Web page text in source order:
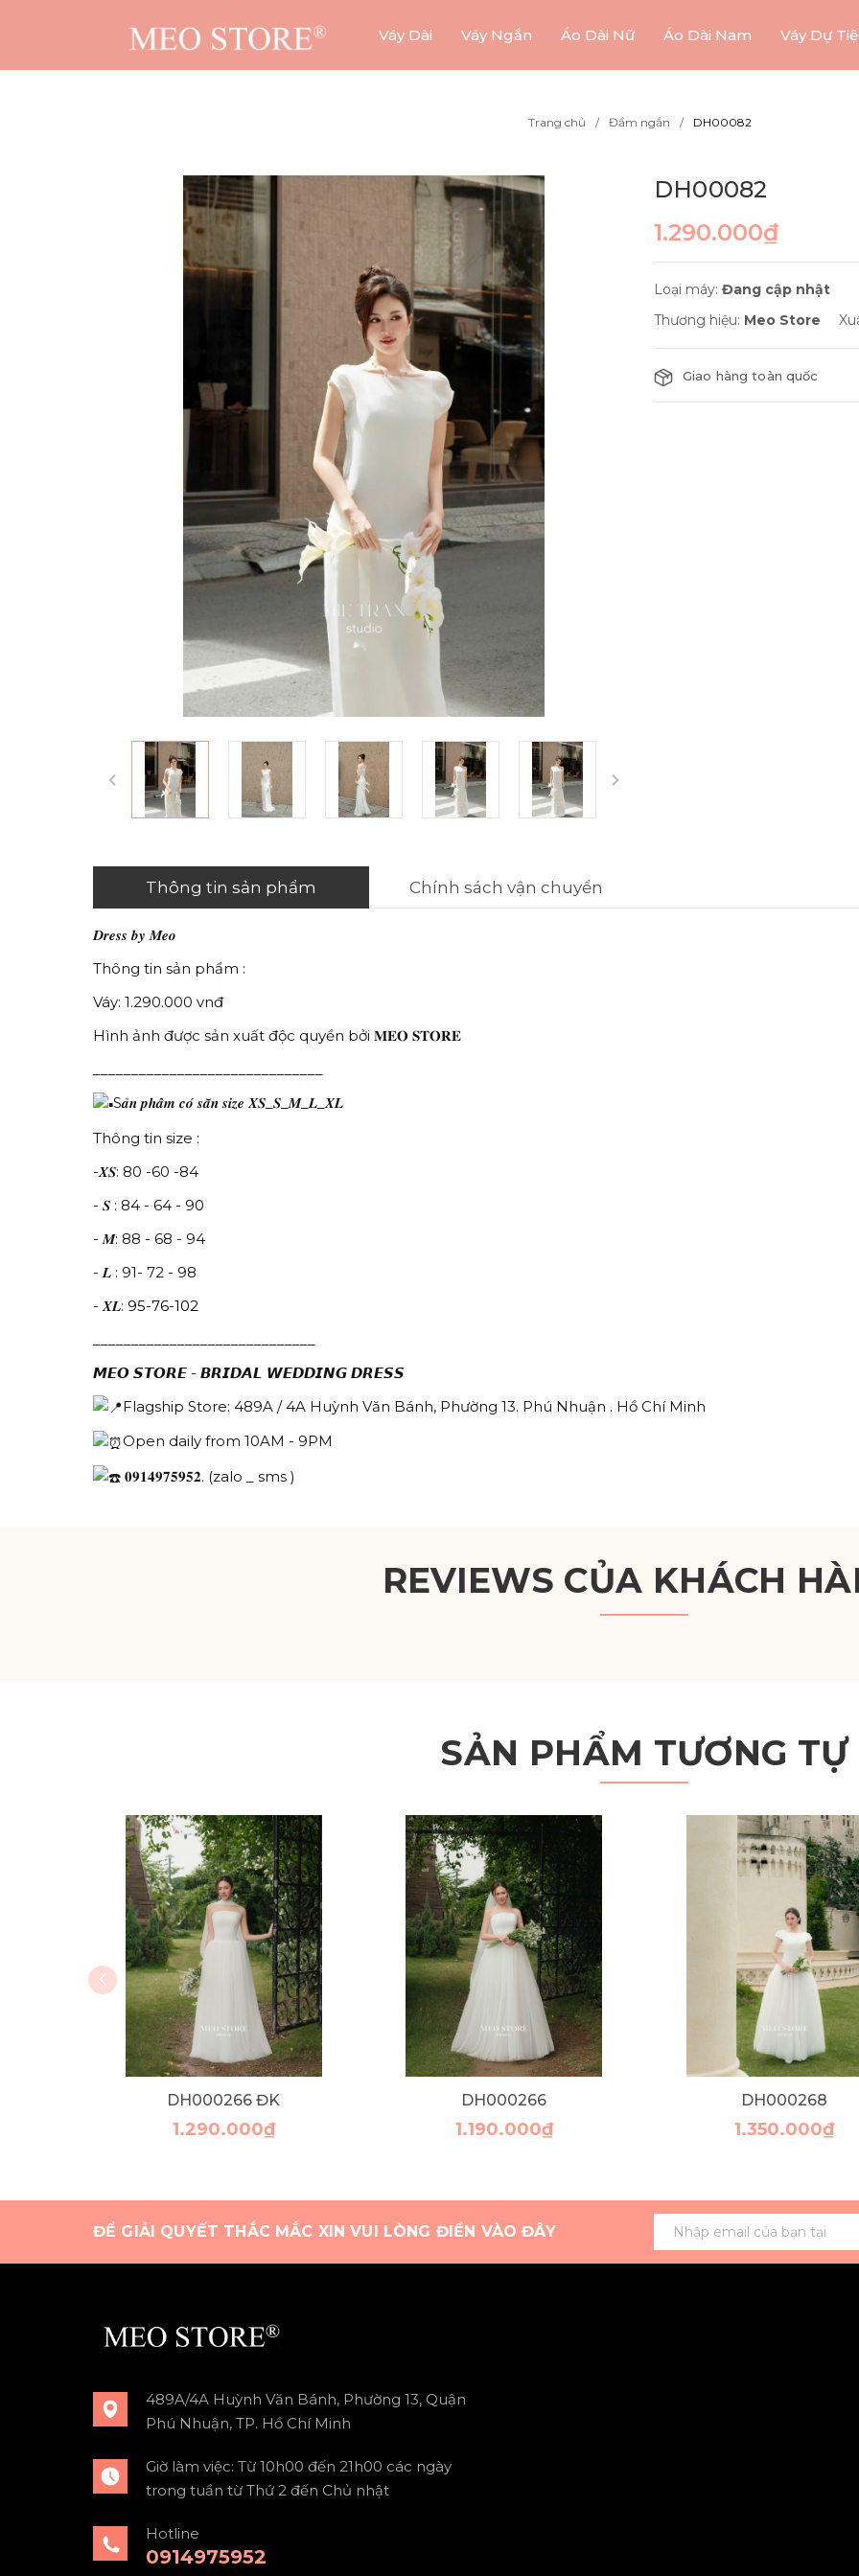
Váy Dài Váy Ngắn Áo Dài Nữ Áo Dài Nam Váy Dự
Trang chủ Đầm ngắn DH00082
DH00082
1.290.000₫
Loại máy: Đang cập nhật
Thương hiệu: Meo Store
Giao hàng toàn quốc
Thông tin sản phẩm Chính sách vận chuyển
𝑫𝒓𝒆𝒔𝒔 𝒃𝒚 𝑴𝒆𝒐
Thông tin sản phẩm :
Váy: 1.290.000 vnđ
Hình ảnh được sản xuất độc quyền bởi 𝐌𝐄𝐎 𝐒𝐓𝐎𝐑𝐄
S𝒂̉𝒏 𝒑𝒉𝒂̂̉𝒎 𝒄𝒐́ 𝒔𝒂̆̃𝒏 𝒔𝒊𝒛𝒆 𝑿𝑺_𝑺_𝑴_𝑳_𝑿𝑳
Thông tin size :
-𝑿𝑺: 80 -60 -84
- 𝑺 : 84 - 64 - 90
- 𝑴: 88 - 68 - 94
- 𝑳 : 91- 72 - 98
- 𝑿𝑳: 95-76-102
𝙈𝙀𝙊 𝙎𝙏𝙊𝙍𝙀 - 𝘽𝙍𝙄𝘿𝘼𝙇 𝙒𝙀𝘿𝘿𝙄𝙉𝙂 𝘿𝙍𝙀𝙎𝙎
Flagship Store: 489A / 4A Huỳnh Văn Bánh, Phường 13. Phú Nhuận . Hồ Chí Minh
Open daily from 10AM - 9PM
𝟎𝟗𝟏𝟒𝟗𝟕𝟓𝟗𝟓𝟐. (zalo _ sms )
REVIEWS CỦA KHÁCH
SẢN PHẨM TƯƠNG TỰ
DH000266 ĐK
1.290.000₫
DH000266
1.190.000₫
DH000268
1.350.000₫
ĐỂ GIẢI QUYẾT THẮC MẮC XIN VUI LÒNG ĐIỀN VÀO ĐÂY
489A/4A Huỳnh Văn Bánh, Phường 13, Quận
Phú Nhuận, TP. Hồ Chí Minh
Giờ làm việc: Từ 10h00 đến 21h00 các ngày
trong tuần từ Thứ 2 đến Chủ nhật
Hotline
0914975952